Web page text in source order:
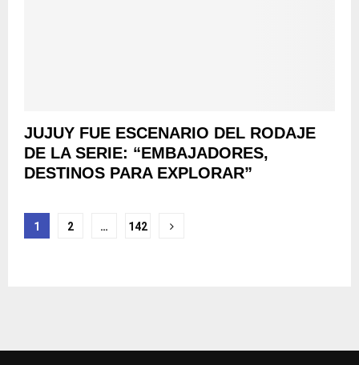
JUJUY FUE ESCENARIO DEL RODAJE
DE LA SERIE: “EMBAJADORES,
DESTINOS PARA EXPLORAR”
Navegación
1 2 … 142